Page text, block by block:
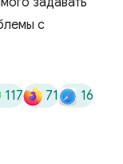
117 71 16